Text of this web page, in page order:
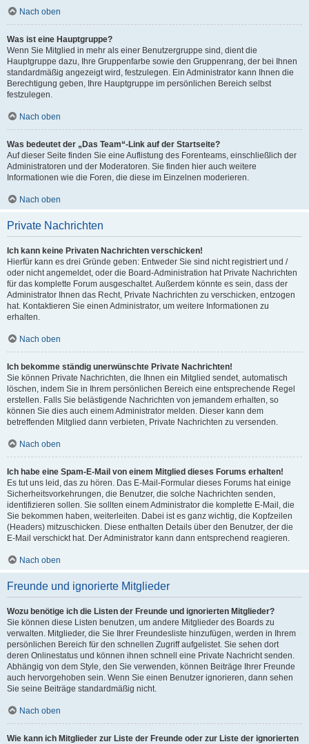
Nach oben
Was ist eine Hauptgruppe?
Wenn Sie Mitglied in mehr als einer Benutzergruppe sind, dient die
Hauptgruppe dazu, Ihre Gruppenfarbe sowie den Gruppenrang, der bei Ihnen
standardmäßig angezeigt wird, festzulegen. Ein Administrator kann Ihnen die
Berechtigung geben, Ihre Hauptgruppe im persönlichen Bereich selbst
festzulegen.
Nach oben
Was bedeutet der „Das Team“-Link auf der Startseite?
Auf dieser Seite finden Sie eine Auflistung des Forenteams, einschließlich der
Administratoren und der Moderatoren. Sie finden hier auch weitere
Informationen wie die Foren, die diese im Einzelnen moderieren.
Nach oben
Private Nachrichten
Ich kann keine Privaten Nachrichten verschicken!
Hierfür kann es drei Gründe geben: Entweder Sie sind nicht registriert und /
oder nicht angemeldet, oder die Board-Administration hat Private Nachrichten
für das komplette Forum ausgeschaltet. Außerdem könnte es sein, dass der
Administrator Ihnen das Recht, Private Nachrichten zu verschicken, entzogen
hat. Kontaktieren Sie einen Administrator, um weitere Informationen zu
erhalten.
Nach oben
Ich bekomme ständig unerwünschte Private Nachrichten!
Sie können Private Nachrichten, die Ihnen ein Mitglied sendet, automatisch
löschen, indem Sie in Ihrem persönlichen Bereich eine entsprechende Regel
erstellen. Falls Sie belästigende Nachrichten von jemandem erhalten, so
können Sie dies auch einem Administrator melden. Dieser kann dem
betreffenden Mitglied dann verbieten, Private Nachrichten zu versenden.
Nach oben
Ich habe eine Spam-E-Mail von einem Mitglied dieses Forums erhalten!
Es tut uns leid, das zu hören. Das E-Mail-Formular dieses Forums hat einige
Sicherheitsvorkehrungen, die Benutzer, die solche Nachrichten senden,
identifizieren sollen. Sie sollten einem Administrator die komplette E-Mail, die
Sie bekommen haben, weiterleiten. Dabei ist es ganz wichtig, die Kopfzeilen
(Headers) mitzuschicken. Diese enthalten Details über den Benutzer, der die
E-Mail verschickt hat. Der Administrator kann dann entsprechend reagieren.
Nach oben
Freunde und ignorierte Mitglieder
Wozu benötige ich die Listen der Freunde und ignorierten Mitglieder?
Sie können diese Listen benutzen, um andere Mitglieder des Boards zu
verwalten. Mitglieder, die Sie Ihrer Freundesliste hinzufügen, werden in Ihrem
persönlichen Bereich für den schnellen Zugriff aufgelistet. Sie sehen dort
deren Onlinestatus und können ihnen schnell eine Private Nachricht senden.
Abhängig von dem Style, den Sie verwenden, können Beiträge Ihrer Freunde
auch hervorgehoben sein. Wenn Sie einen Benutzer ignorieren, dann sehen
Sie seine Beiträge standardmäßig nicht.
Nach oben
Wie kann ich Mitglieder zur Liste der Freunde oder zur Liste der ignorierten